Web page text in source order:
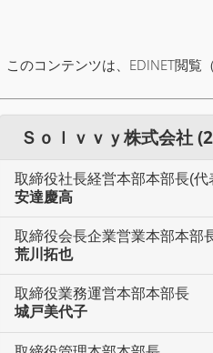
このコンテンツは、EDINET閲覧
Ｓｏｌｖｖｙ株式会社
取締役社長経営本部本部長(代
安達慶高
取締役会長企業営業本部本部
荒川拓也
取締役業務運営本部本部長
城戸美代子